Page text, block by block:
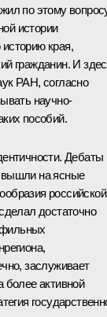
по этому
истории
края,
гражданин. И
РАН, согласно
научно-
пособий.
Дебаты
на ясные
российской
достаточно
заслуживает
более активной